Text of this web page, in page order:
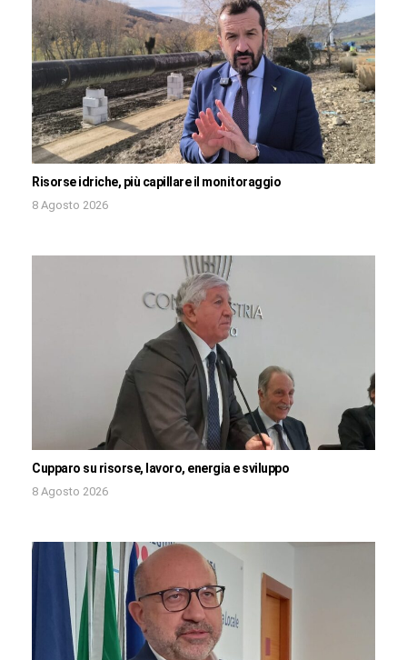
Risorse idriche, più capillare il monitoraggio
8 Agosto 2026
Cupparo su risorse, lavoro, energia e sviluppo
8 Agosto 2026